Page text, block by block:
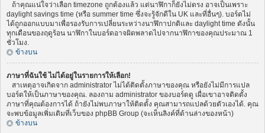
ถ้าคุณแน่ใจว่าเลือก timezone ถูกต้องแล้ว แต่นาฬิกาก็ยังไม่ตรง อาจเป็นเพราะ
daylight savings time (หรือ summer time ซึ่งจะรู้จักดีใน UK และที่อื่นๆ). บอร์ดไม่
ได้ถูกออกแบบมาเพื่อรองรับการเปลี่ยนระหว่างนาฬิกาปกติและ daylight time ดังนั้น
ทุกเดือนของฤดูร้อน นาฬิกาในบอร์ดอาจผิดพลาดไปจากนาฬิกาของคุณประมาณ 1
ชั่วโมง.
ข้างบน
ภาษาที่ฉันใช้ ไม่ได้อยู่ในรายการให้เลือก!
สาเหตุอาจเกิดจาก administrator ไม่ได้ติดตั้งภาษาของคุณ หรือยังไม่มีการแปล
บอร์ดให้เป็นภาษาของคุณ. ลองถาม administrator ของบอร์ดดู เผื่อเขาอาจติดตั้ง
ภาษาที่คุณต้องการได้ ถ้ายังไม่พบภาษาให้ติดตั้ง คุณสามารถแปลด้วยตัวเองได้. คุณ
จะพบข้อมูลเพิ่มเติมที่เว็บของ phpBB Group (จะเห็นลิงค์ที่ด้านล่างของหน้า)
ข้างบน